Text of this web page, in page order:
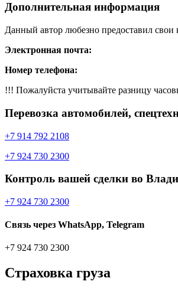
Дополнительная информация
Данный автор любезно предоставил свои
Электронная почта:
Номер телефона:
!!! Пожалуйста учитывайте разницу
Перевозка автомобилей,
+7 914 792 2108
+7 924 730 2300
Контроль вашей сделки во
+7 924 730 2300
Связь через WhatsApp, Telegram
+7 924 730 2300
Страховка груза